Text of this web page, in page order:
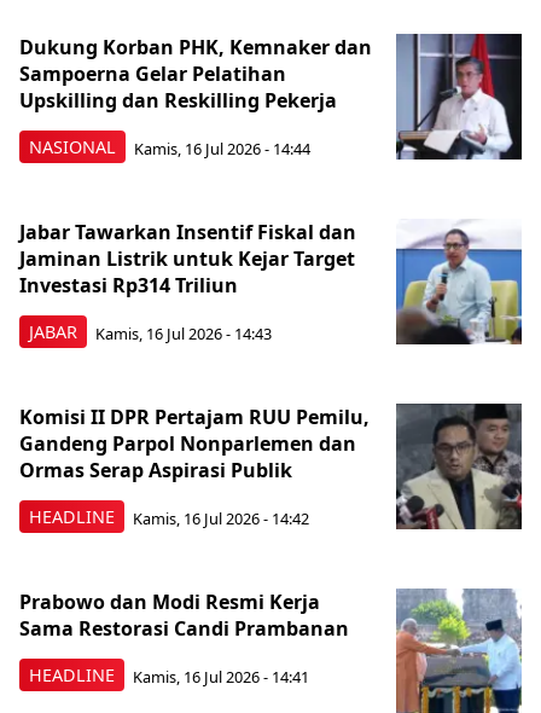
NASIONAL
Dukung Korban PHK, Kemnaker dan
Sampoerna Gelar Pelatihan
Upskilling dan Reskilling Pekerja
Kamis, 16 Jul 2026 - 14:44
JABAR
Jabar Tawarkan Insentif Fiskal dan
Jaminan Listrik untuk Kejar Target
Investasi Rp314 Triliun
Kamis, 16 Jul 2026 - 14:43
HEADLINE
Komisi II DPR Pertajam RUU Pemilu,
Gandeng Parpol Nonparlemen dan
Ormas Serap Aspirasi Publik
Kamis, 16 Jul 2026 - 14:42
HEADLINE
Prabowo dan Modi Resmi Kerja
Sama Restorasi Candi Prambanan
Kamis, 16 Jul 2026 - 14:41